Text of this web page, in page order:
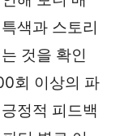
색과 스토리
것을 확인
회 이상의 파
정적 피드백